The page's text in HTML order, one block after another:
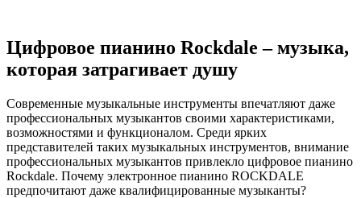
Цифровое пианино Rockdale – музыка,
которая затрагивает душу
Современные музыкальные инструменты впечатляют даже
профессиональных музыкантов своими характеристиками,
возможностями и функционалом. Среди ярких
представителей таких музыкальных инструментов, внимание
профессиональных музыкантов привлекло цифровое пианино
Rockdale. Почему электронное пианино ROCKDALE
предпочитают даже квалифицированные музыканты?